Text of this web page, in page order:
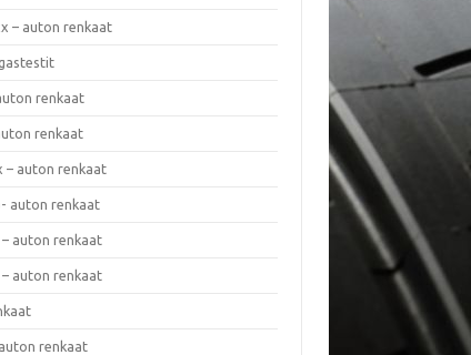
– auton renkaat
renkaat
renkaat
– auton renkaat
auton renkaat
auton renkaat
auton renkaat
renkaat